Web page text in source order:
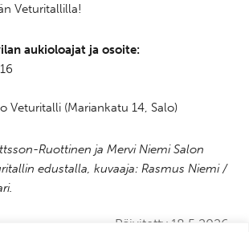
Veturitallilla!
aukioloajat ja osoite:
Veturitalli (Mariankatu 14, Salo)
Ruottinen ja Mervi Niemi Salon
edustalla, kuvaaja: Rasmus Niemi /
Päivitetty 18.5.2026